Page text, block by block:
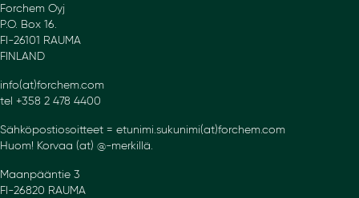
Forchem Oyj
P.O. Box 16.
FI-26101 RAUMA
FINLAND
info(at)forchem.com
tel +358 2 478 4400
Sähköpostiosoitteet = etunimi.sukunimi(at)forchem.com
Huom! Korvaa (at) @-merkillä.
Maanpääntie 3
FI-26820 RAUMA